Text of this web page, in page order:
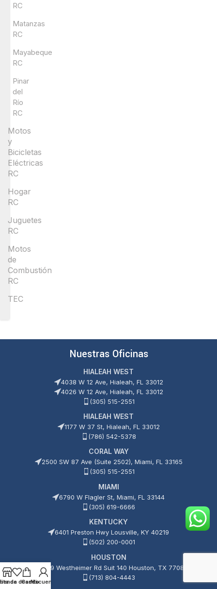
RC
Matanzas
RC
Mayabeque
RC
Pinar
del
Río
RC
Motos
y
Bicicletas
Eléctricas
RC
Hogar
RC
Juguetes
RC
Motos
de
Combustión
RC
TEC
Nuestras Oficinas
HIALEAH WEST
4038 W 12 Ave, Hialeah, FL 33012
4026 W 12 Ave, Hialeah, FL 33012
(305) 515-2551
HIALEAH WEST
1177 W 37 St, Hialeah, FL 33012
(786) 542-5378
CORAL WAY
2500 SW 87 Ave (Suite 2502), Miami, FL 33165
(305) 515-2551
MIAMI
6790 W Flagler St, Miami, FL 33144
(305) 619-6666
KENTUCKY
6401 Preston Hwy Lousville, KY 40219
(502) 200-0001
HOUSTON
15209 Westheimer Rd Suit 140 Houston, TX 77082
(713) 804-4443
de deseos
CarritoMi cuenta